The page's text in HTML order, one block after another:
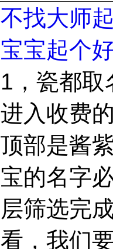
不找大师
宝宝起个
1，瓷都取
进入收费
顶部是酱
宝的名字
层筛选完
看，我们